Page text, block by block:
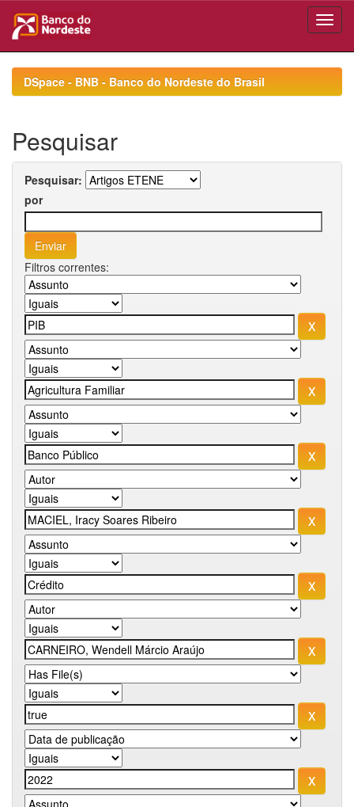
navigationDSpace - BNB - Banco do Nordeste do Brasil
Pesquisar
Pesquisar:
por
Filtros correntes: